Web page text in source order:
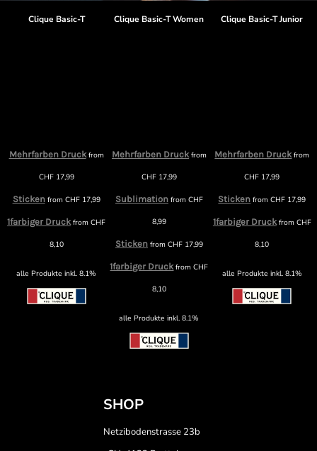
Clique Basic-T
Mehrfarben Druckfrom
CHF17,99
Stickenfrom CHF17,99
1farbiger DruckfromCHF
8,10
alle Produkte inkl. 8.1%
Clique Basic-T Women
Mehrfarben Druckfrom
CHF17,99
Sublimationfrom CHF
8,99
Stickenfrom CHF17,99
1farbiger DruckfromCHF
8,10
alle Produkte inkl. 8.1%
Clique Basic-T Junior
Mehrfarben Druckfrom
CHF 17,99
Sticken fromCHF 17,99
1farbiger Druckfrom CHF
8,10
alle Produkte inkl. 8.1%
SHOP
Netzibodenstrasse 23b